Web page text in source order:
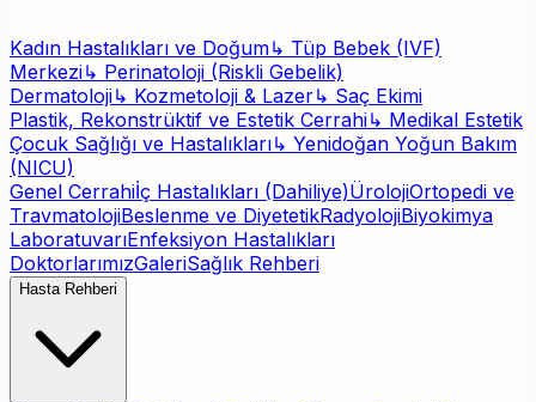
Kadın Hastalıkları ve Doğum↳ Tüp Bebek (IVF)
Merkezi↳ Perinatoloji (Riskli Gebelik)
Dermatoloji↳ Kozmetoloji & Lazer↳ Saç Ekimi
Plastik, Rekonstrüktif ve Estetik Cerrahi↳ Medikal Estetik
Çocuk Sağlığı ve Hastalıkları↳ Yenidoğan Yoğun Bakım
(NICU)
Genel Cerrahiİç Hastalıkları (Dahiliye)ÜrolojiOrtopedi ve
TravmatolojiBeslenme ve DiyetetikRadyolojiBiyokimya
LaboratuvarıEnfeksiyon Hastalıkları
DoktorlarımızGaleriSağlık Rehberi
Hasta Rehberi